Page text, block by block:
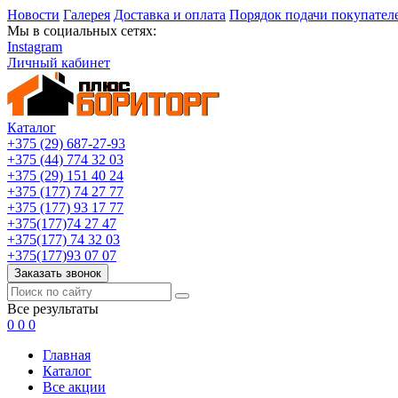
Новости Галерея Доставка и оплата Порядок подачи
Мы в социальных сетях:
Instagram
Личный кабинет
Каталог
+375 (29) 687-27-93
+375 (44) 774 32 03
+375 (29) 151 40 24
+375 (177) 74 27 77
+375 (177) 93 17 77
+375(177)74 27 47
+375(177) 74 32 03
+375(177)93 07 07
Заказать звонок
Все результаты
0 0 0
Главная
Каталог
Все акции